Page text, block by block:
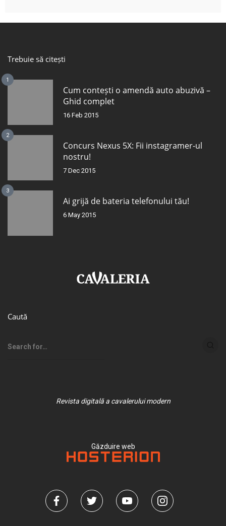
Trebuie să citești
1
Cum contești o amendă auto abuzivă –
Ghid complet
16 Feb 2015
2
Concurs Nexus 5X: Fii instagramer-ul
nostru!
7 Dec 2015
3
Ai grijă de bateria telefonului tău!
6 May 2015
Caută
Revista digitală a cavalerului modern
Găzduire web